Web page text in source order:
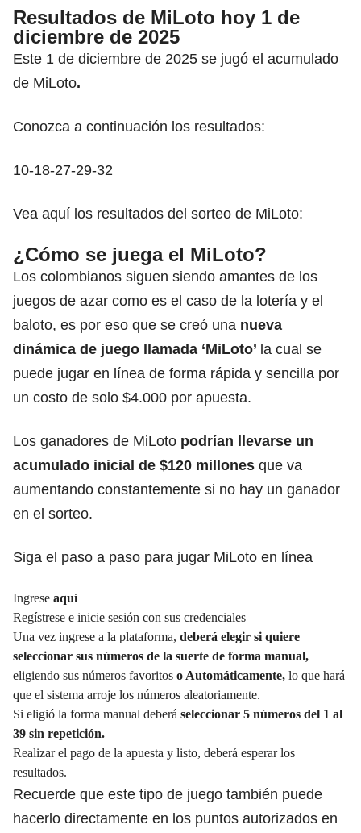
Resultados de MiLoto hoy 1 de
diciembre de 2025
Este 1 de diciembre de 2025 se jugó el acumulado
de MiLoto.
Conozca a continuación los resultados:
10-18-27-29-32
Vea aquí los resultados del sorteo de MiLoto:
¿Cómo se juega el MiLoto?
Los colombianos siguen siendo amantes de los
juegos de azar como es el caso de la lotería y el
baloto, es por eso que se creó una nueva
dinámica de juego llamada ‘MiLoto’ la cual se
puede jugar en línea de forma rápida y sencilla por
un costo de solo $4.000 por apuesta.
Los ganadores de MiLoto podrían llevarse un
acumulado inicial de $120 millones que va
aumentando constantemente si no hay un ganador
en el sorteo.
Siga el paso a paso para jugar MiLoto en línea
Ingrese aquí
Regístrese e inicie sesión con sus credenciales
Una vez ingrese a la plataforma, deberá elegir si quiere
seleccionar sus números de la suerte de forma manual,
eligiendo sus números favoritos o Automáticamente, lo que hará
que el sistema arroje los números aleatoriamente.
Si eligió la forma manual deberá seleccionar 5 números del 1 al
39 sin repetición.
Realizar el pago de la apuesta y listo, deberá esperar los
resultados.
Recuerde que este tipo de juego también puede
hacerlo directamente en los puntos autorizados en